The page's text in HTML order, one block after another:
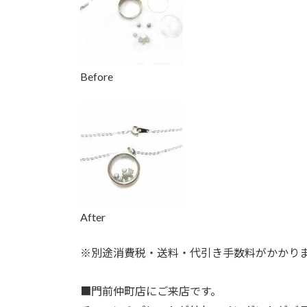
Before
After
※別途消費税・送料・代引き手数料がかかり
■門前仲町店にご来店です。